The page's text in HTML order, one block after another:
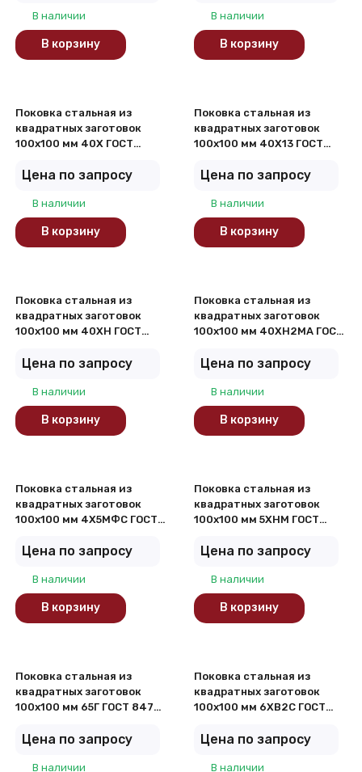
В наличии
В корзину
В наличии
В корзину
Поковка стальная из
квадратных заготовок
100х100 мм 40Х ГОСТ
Цена по запросу
В наличии
В корзину
Поковка стальная из
квадратных заготовок
100х100 мм 40Х13 ГОСТ
Цена по запросу
В наличии
В корзину
Поковка стальная из
квадратных заготовок
100х100 мм 40ХН ГОСТ
Цена по запросу
В наличии
В корзину
Поковка стальная из
квадратных заготовок
100х100 мм 40ХН2МА ГОСТ
Цена по запросу
В наличии
В корзину
Поковка стальная из
квадратных заготовок
100х100 мм 4Х5МФС ГОСТ
Цена по запросу
В наличии
В корзину
Поковка стальная из
квадратных заготовок
100х100 мм 5ХНМ ГОСТ
Цена по запросу
В наличии
В корзину
Поковка стальная из
квадратных заготовок
100х100 мм 65Г ГОСТ 8479-
Цена по запросу
В наличии
Поковка стальная из
квадратных заготовок
100х100 мм 6ХВ2С ГОСТ
Цена по запросу
В наличии